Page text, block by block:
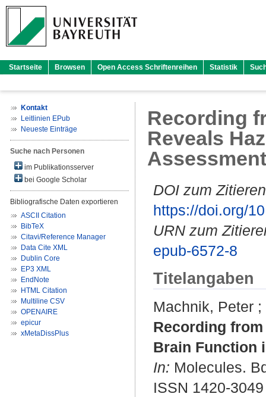
Startseite Browsen Open Access Schriftenreihen Statistik
Kontakt
Leitlinien EPub
Neueste Einträge
Suche nach Personen
im Publikationsserver
bei Google Scholar
Bibliografische Daten exportieren
ASCII Citation
BibTeX
Citavi/Reference Manager
Data Cite XML
Dublin Core
EP3 XML
EndNote
HTML Citation
Multiline CSV
OPENAIRE
epicur
xMetaDissPlus
Recording
Reveals
Assessment
DOI zum
https://doi.org/
URN zum
epub-6572-8
Titelangaben
Machnik, Peter ;
Recording
Brain Function
In: Molecules.
ISSN 1420-3049